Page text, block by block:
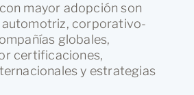
mayor adopción son
corporativo-
globales,
certificaciones,
y estrategias